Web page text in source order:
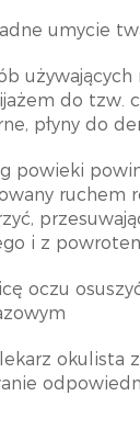
umycie
do tzw.
płyny do
powieki
ruchem
i z
oczu
okulista